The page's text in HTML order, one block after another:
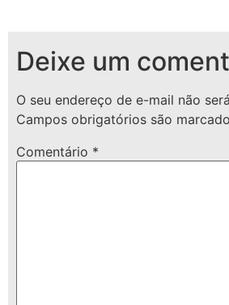
Deixe um
O seu endereço de e-mail não
Campos obrigatórios são
Comentário *